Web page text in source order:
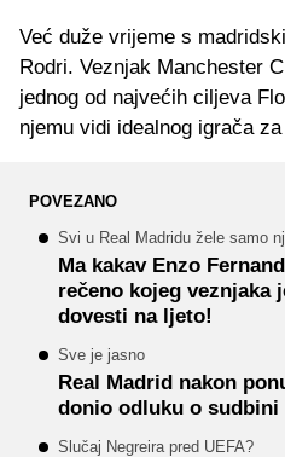
Već duže vrijeme s
Rodri. Veznjak Manchester
jednog od najvećih ciljeva
njemu vidi idealnog igrača
POVEZANO
Svi u Real Madridu žele samo
Ma kakav Enzo
rečeno kojeg veznjaka
dovesti na ljeto!
Sve je jasno
Real Madrid nakon
donio odluku o
Slučaj Negreira pred UEFA?